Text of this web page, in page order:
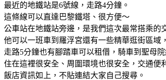
最近的地鐵站是6號線，走路4分鐘。
這條線可以直達巴黎鐵塔、很方便～
公車站在地鐵站旁邊，是我們這次最常搭乘的
他可以一班車到羅浮宮還有一些精華逛街區域
走路5分鐘也有腳踏車可以租借，騎車到聖母院
住在這裡很安全、周圍環境也很安全，交通便
飯店資訊如上，不貼連結大家自己搜尋。